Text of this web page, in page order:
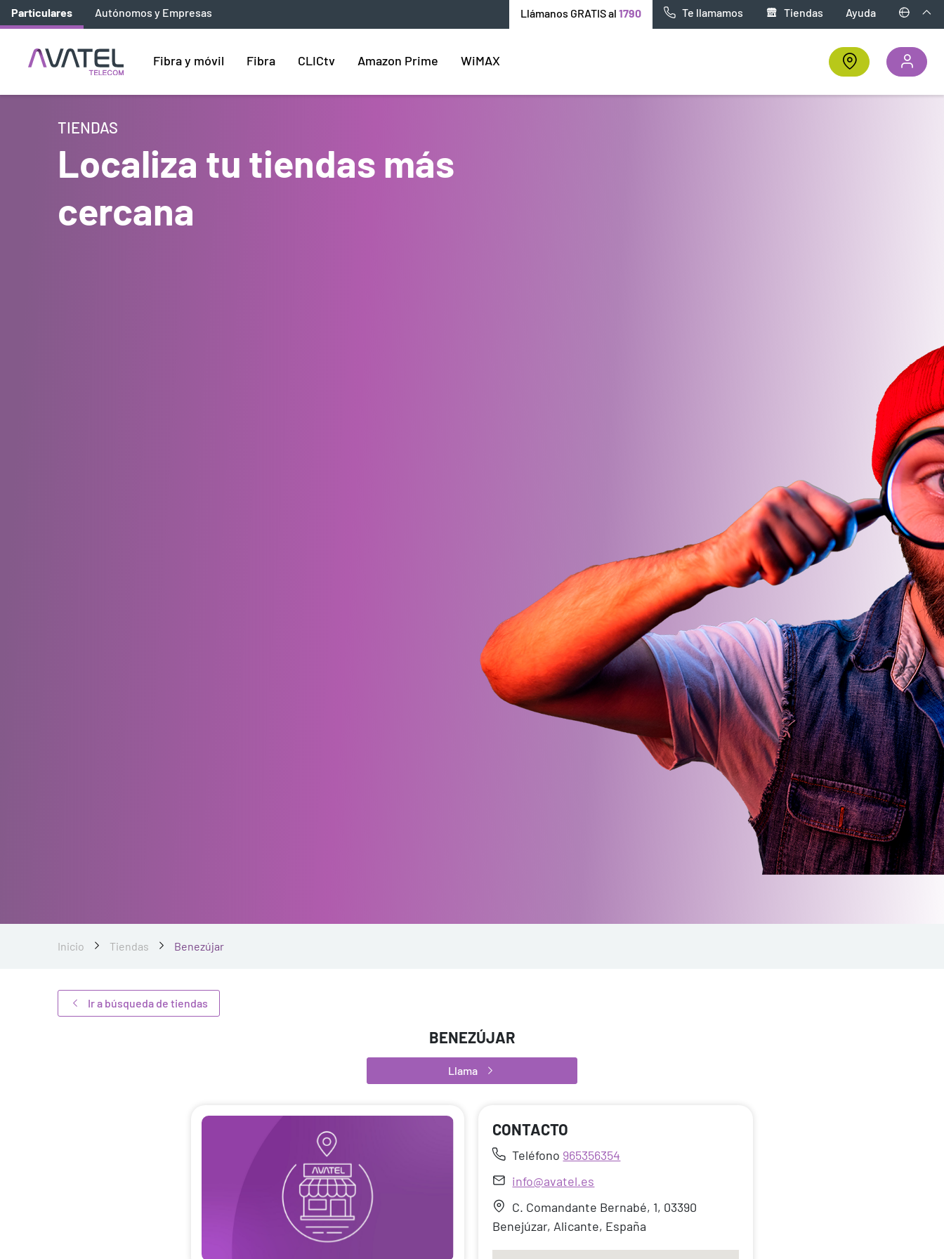
Particulares Autónomos y Empresas Llámanos GRATIS al 1790 Te llamamos Tiendas Ayuda
Fibra y móvil Fibra CLICtv Amazon Prime WiMAX
TIENDAS
Localiza tu tiendas más
cercana
Inicio Tiendas Benezújar
Ir a búsqueda de tiendas
BENEZÚJAR
Llama
CONTACTO
Teléfono 965356354
info@avatel.es
C. Comandante Bernabé, 1, 03390
Benejúzar, Alicante, España